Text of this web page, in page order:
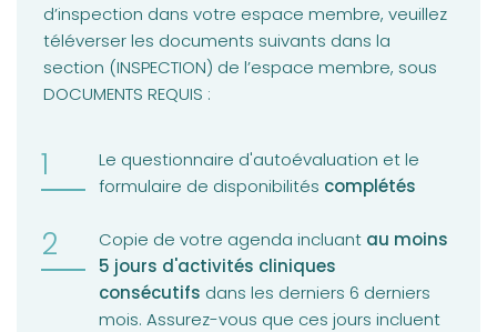
d’inspection dans votre espace membre, veuillez
téléverser les documents suivants dans la
section (INSPECTION) de l’espace membre, sous
DOCUMENTS REQUIS :
Le questionnaire d'autoévaluation et le
formulaire de disponibilités complétés
Copie de votre agenda incluant au moins
5 jours d'activités cliniques
consécutifs dans les derniers 6 derniers
mois. Assurez-vous que ces jours incluent